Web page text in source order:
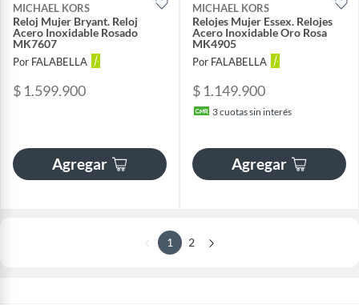
MICHAEL KORS
Reloj Mujer Bryant. Reloj
Acero Inoxidable Rosado
MK7607
Por FALABELLA
$ 1.599.900
Agregar
MICHAEL KORS
Relojes Mujer Essex. Relojes
Acero Inoxidable Oro Rosa
MK4905
Por FALABELLA
$ 1.149.900
3cuotas sin interés
Agregar
1 2